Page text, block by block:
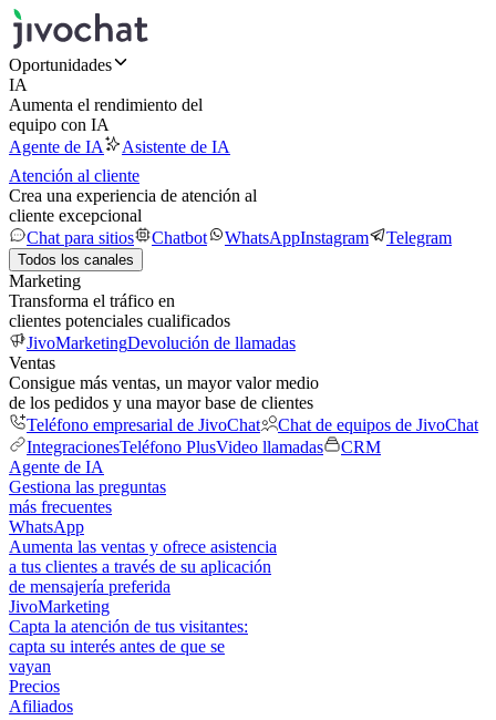
Oportunidades
IA
Aumenta el rendimiento del
equipo con IA
Agente de IA
Asistente de IA
Atención al cliente
Crea una experiencia de atención al
cliente excepcional
Chat para sitios
Chatbot WhatsAppInstagram Telegram
Todos los canales
Marketing
Transforma el tráfico en
clientes potenciales cualificados
JivoMarketingDevolución de llamadas
Ventas
Consigue más ventas, un mayor valor medio
de los pedidos y una mayor base de clientes
Teléfono empresarial de JivoChat
Chat de equipos de JivoChat
IntegracionesTeléfono PlusVideo llamadas
CRM
Agente de IA
Gestiona las preguntas
más frecuentes
WhatsApp
Aumenta las ventas y ofrece asistencia
a tus clientes a través de su aplicación
de mensajería preferida
JivoMarketing
Capta la atención de tus visitantes:
capta su interés antes de que se
vayan
Precios
Afiliados